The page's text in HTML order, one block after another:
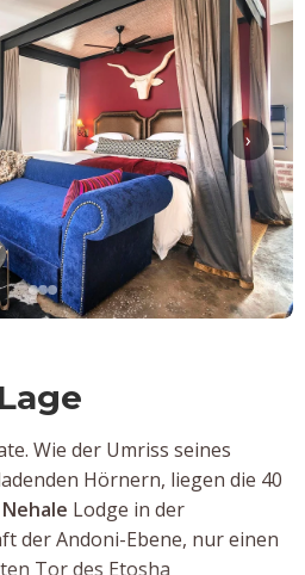
›
Wie der Umriss seines
Hörnern, liegen die 40
Lodge in der
der Andoni-Ebene, nur einen
Tor des Etosha